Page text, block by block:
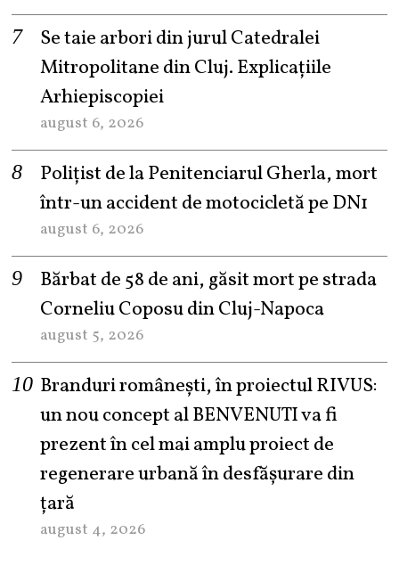
Se taie arbori din jurul Catedralei
Mitropolitane din Cluj. Explicațiile
Arhiepiscopiei
august 6, 2026
Polițist de la Penitenciarul Gherla, mort
într-un accident de motocicletă pe DN1
august 6, 2026
Bărbat de 58 de ani, găsit mort pe strada
Corneliu Coposu din Cluj-Napoca
august 5, 2026
Branduri românești, în proiectul RIVUS:
un nou concept al BENVENUTI va fi
prezent în cel mai amplu proiect de
regenerare urbană în desfășurare din
țară
august 4, 2026